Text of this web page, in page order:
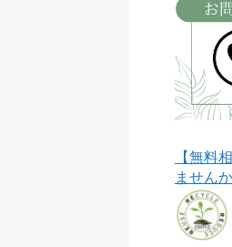
【無料
ません